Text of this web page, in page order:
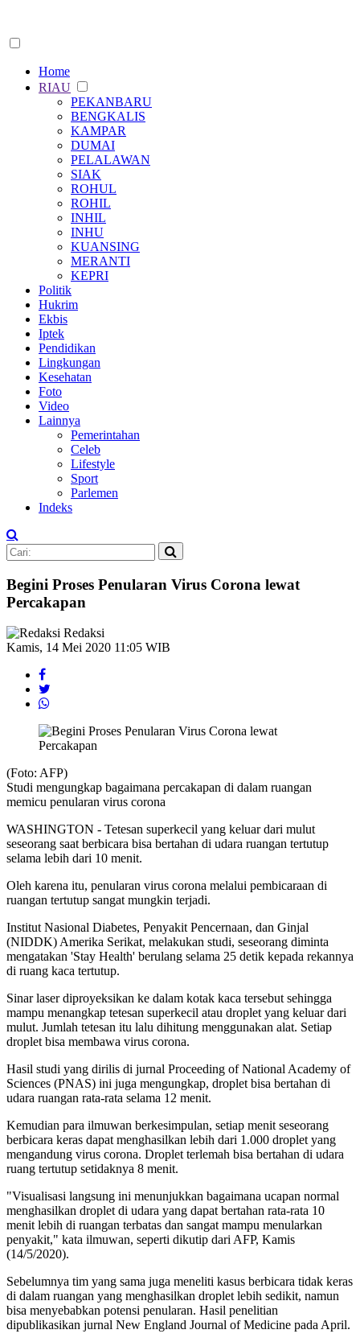
Home
RIAU
PEKANBARU
BENGKALIS
KAMPAR
DUMAI
PELALAWAN
SIAK
ROHUL
ROHIL
INHIL
INHU
KUANSING
MERANTI
KEPRI
Politik
Hukrim
Ekbis
Iptek
Pendidikan
Lingkungan
Kesehatan
Foto
Video
Lainnya
Pemerintahan
Celeb
Lifestyle
Sport
Parlemen
Indeks
Begini Proses Penularan Virus Corona lewat
Percakapan
Redaksi
Kamis, 14 Mei 2020 11:05 WIB
(Foto: AFP)
Studi mengungkap bagaimana percakapan di dalam ruangan
memicu penularan virus corona
WASHINGTON - Tetesan superkecil yang keluar dari mulut
seseorang saat berbicara bisa bertahan di udara ruangan tertutup
selama lebih dari 10 menit.
Oleh karena itu, penularan virus corona melalui pembicaraan di
ruangan tertutup sangat mungkin terjadi.
Institut Nasional Diabetes, Penyakit Pencernaan, dan Ginjal
(NIDDK) Amerika Serikat, melakukan studi, seseorang diminta
mengatakan 'Stay Health' berulang selama 25 detik kepada rekannya
di ruang kaca tertutup.
Sinar laser diproyeksikan ke dalam kotak kaca tersebut sehingga
mampu menangkap tetesan superkecil atau droplet yang keluar dari
mulut. Jumlah tetesan itu lalu dihitung menggunakan alat. Setiap
droplet bisa membawa virus corona.
Hasil studi yang dirilis di jurnal Proceeding of National Academy of
Sciences (PNAS) ini juga mengungkap, droplet bisa bertahan di
udara ruangan rata-rata selama 12 menit.
Kemudian para ilmuwan berkesimpulan, setiap menit seseorang
berbicara keras dapat menghasilkan lebih dari 1.000 droplet yang
mengandung virus corona. Droplet terlemah bisa bertahan di udara
ruang tertutup setidaknya 8 menit.
"Visualisasi langsung ini menunjukkan bagaimana ucapan normal
menghasilkan droplet di udara yang dapat bertahan rata-rata 10
menit lebih di ruangan terbatas dan sangat mampu menularkan
penyakit," kata ilmuwan, seperti dikutip dari AFP, Kamis
(14/5/2020).
Sebelumnya tim yang sama juga meneliti kasus berbicara tidak keras
di dalam ruangan yang menghasilkan droplet lebih sedikit, namun
bisa menyebabkan potensi penularan. Hasil penelitian
dipublikasikan jurnal New England Journal of Medicine pada April.